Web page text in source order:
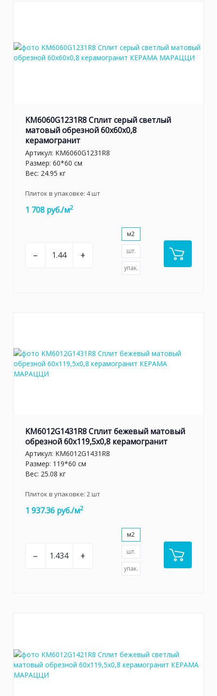
KM6060G1231R8 Сплит серый светлый
матовый обрезной 60x60x0,8
керамогранит
Артикул: KM6060G1231R8
Размер: 60*60 см
Вес: 24.95 кг
Плиток в упаковке: 4шт
1 708 руб./м2
– +
м2
шт.
упак.
KM6012G1431R8 Сплит бежевый матовый
обрезной 60x119,5x0,8 керамогранит
Артикул: KM6012G1431R8
Размер: 119*60 см
Вес: 25.08 кг
Плиток в упаковке: 2шт
1 937.36 руб./м2
– +
м2
шт.
упак.